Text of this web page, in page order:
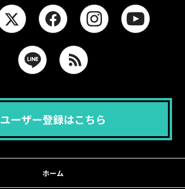
ユーザー登録はこちら
ホーム